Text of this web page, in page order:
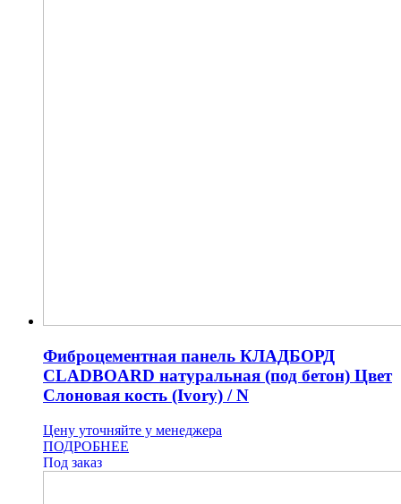
Фиброцементная панель КЛАДБОРД
CLADBOARD натуральная (под бетон) Цвет
Слоновая кость (Ivory) / N
Цену уточняйте у менеджера
ПОДРОБНЕЕ
Под заказ